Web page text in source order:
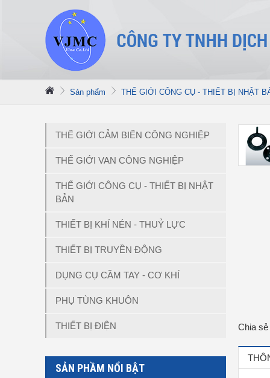
Sản phẩm THẾ GIỚI CÔNG CỤ - THIẾT BỊ NHẬT
THẾ GIỚI CẢM BIẾN CÔNG NGHIỆP
THẾ GIỚI VAN CÔNG NGHIỆP
THẾ GIỚI CÔNG CỤ - THIẾT BỊ NHẬT
BẢN
THIẾT BỊ KHÍ NÉN - THUỶ LỰC
THIẾT BỊ TRUYỀN ĐỘNG
DỤNG CỤ CẦM TAY - CƠ KHÍ
PHỤ TÙNG KHUÔN
THIẾT BỊ ĐIỆN
SẢN PHẦM NỔI BẬT
Chia